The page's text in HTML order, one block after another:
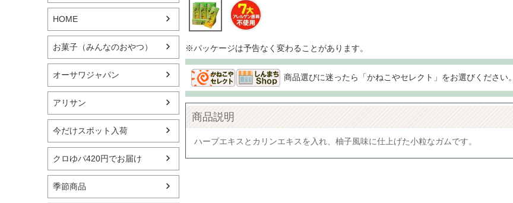
HOME
お菓子（みんなのおやつ）
オーサワジャパン
アリサン
今だけスポット入荷
クロゆパ420円でお届け
季節商品
※パッケージは予告なく変わることがあります。
商品選びに迷ったら「かねこやセレクト」をお選びください。
商品説明
ハーブエキスとカリンエキスを入れ、柚子風味に仕上げた小粒なガムです。